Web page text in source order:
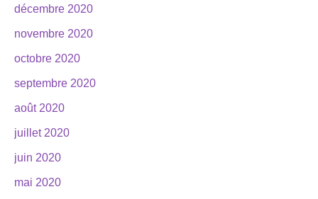
décembre 2020
novembre 2020
octobre 2020
septembre 2020
août 2020
juillet 2020
juin 2020
mai 2020